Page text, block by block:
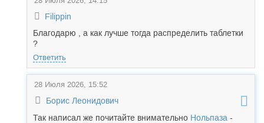
Filippin
Благодарю , а как лучше тогда распределить таблетки
?
Ответить
28 Июля 2026, 15:52
Борис Леонидович
Так написал же почитайте внимательно Нольпаза -